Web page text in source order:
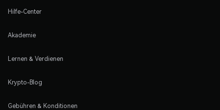
Hilfe-Center
Akademie
Lernen & Verdienen
Krypto-Blog
Gebühren & Konditionen